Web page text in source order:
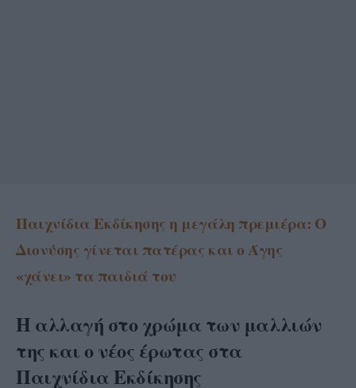
Παιχνίδια Εκδίκησης η μεγάλη πρεμιέρα: Ο
Διονύσης γίνεται πατέρας και ο Άγης
«χάνει» τα παιδιά του
Η αλλαγή στο χρώμα των μαλλιών
της και ο νέος έρωτας στα
Παιχνίδια Εκδίκησης